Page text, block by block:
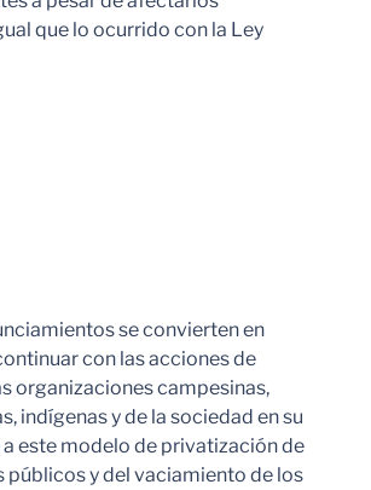
que lo ocurrido con la Ley
se convierten en
con las acciones de
organizaciones campesinas,
indígenas y de la sociedad en su
este modelo de privatización de
públicos y del vaciamiento de los